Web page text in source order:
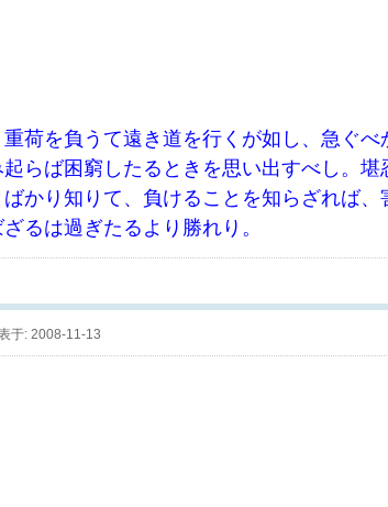
重荷を負うて遠き道を行くが如し、急ぐ
起らば困窮したるときを思い出すべし。
ばかり知りて、負けることを知らざれば
るは過ぎたるより勝れり。
于: 2008-11-13